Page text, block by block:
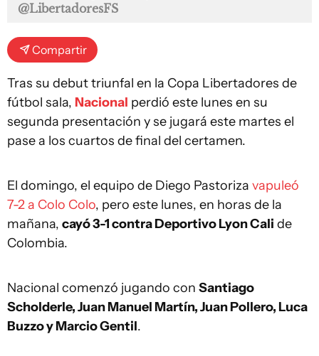
@LibertadoresFS
Compartir
Tras su debut triunfal en la Copa Libertadores de
fútbol sala, Nacional perdió este lunes en su
segunda presentación y se jugará este martes el
pase a los cuartos de final del certamen.
El domingo, el equipo de Diego Pastoriza vapuleó
7-2 a Colo Colo, pero este lunes, en horas de la
mañana, cayó 3-1 contra Deportivo Lyon Cali de
Colombia.
Nacional comenzó jugando con Santiago
Scholderle, Juan Manuel Martín, Juan Pollero, Luca
Buzzo y Marcio Gentil.